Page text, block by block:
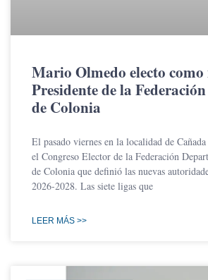
Mario Olmedo electo como
Presidente de la
de Colonia
El pasado viernes en la localidad de
el Congreso Elector de la Federación
de Colonia que definió las nuevas
2026-2028. Las siete ligas que
LEER MÁS >>